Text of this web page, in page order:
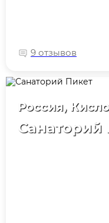
9 отзывов
Россия,
Санаторий